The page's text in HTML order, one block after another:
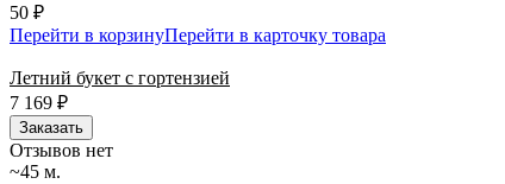
50 ₽
Перейти в корзинуПерейти в карточку товара
Летний букет с гортензией
7 169 ₽
Заказать
Отзывов нет
~45 м.